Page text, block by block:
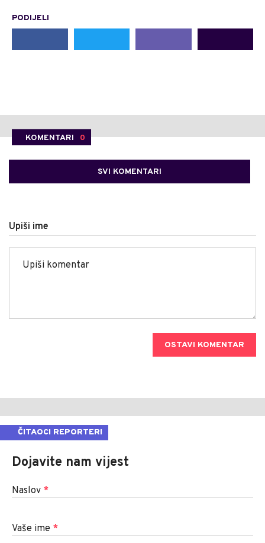
PODIJELI
KOMENTARI 0
SVI KOMENTARI
Upiši ime
OSTAVI KOMENTAR
ČITAOCI REPORTERI
Dojavite nam vijest
Naslov *
Vaše ime *